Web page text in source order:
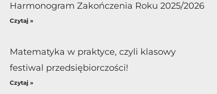
Harmonogram Zakończenia Roku 2025/2026
Czytaj »
Matematyka w praktyce, czyli klasowy
festiwal przedsiębiorczości!
Czytaj »